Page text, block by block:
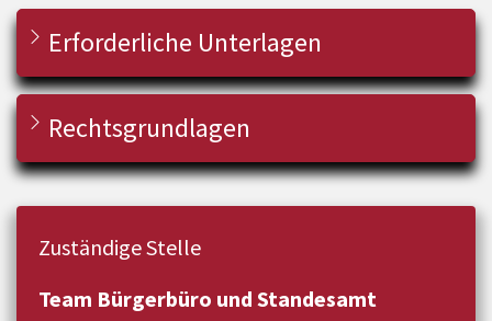
Erforderliche Unterlagen
Rechtsgrundlagen
Zuständige Stelle
Team Bürgerbüro und Standesamt